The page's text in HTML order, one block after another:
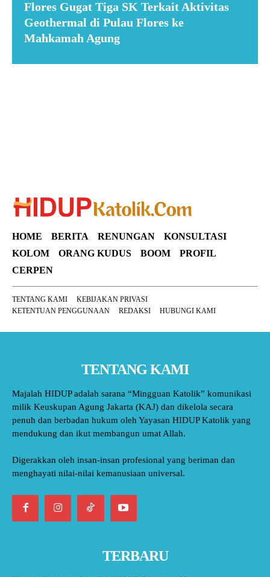
Flores Gugat Tiga SK Terkait Aktivitas
Geothermal di Pulau Flores ke
Mahkamah Agung
HOME BERITA RENUNGAN
KONSULTASI
KOLOM
ORANG KUDUS BOOM
PROFIL
CERPEN
TENTANG KAMI
KEBIJAKAN PRIVASI
KETENTUAN PENGGUNAAN
REDAKSI HUBUNGI KAMI
TENTANG KAMI
Majalah HIDUP adalah sarana “Mingguan Katolik” komunikasi
milik Keuskupan Agung Jakarta (KAJ) dan dikelola secara
penuh dan berbadan hukum oleh Yayasan HIDUP Katolik yang
mendukung dan ikut membangun umat Allah.
Digerakkan oleh insan-insan profesional yang beriman dan
menghayati nilai-nilai kemanusiaan universal.
TERBARU